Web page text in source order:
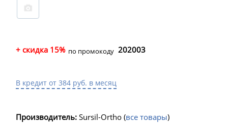
+ скидка 15% по промокоду 202003
В кредит от 384 руб. в месяц
Производитель: Sursil-Ortho (все товары)